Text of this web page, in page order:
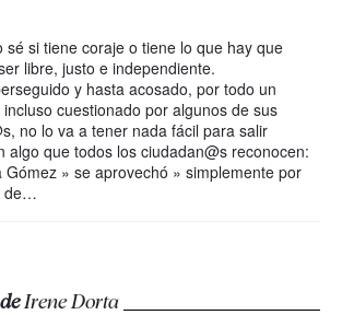
sé si tiene coraje o tiene lo que hay que
libre, justo e independiente.
y hasta acosado, por todo un
cuestionado por algunos de sus
no lo va a tener nada fácil para salir
algo que todos los ciudadan@s reconocen:
Gómez » se aprovechó » simplemente por
de…
Irene Dorta